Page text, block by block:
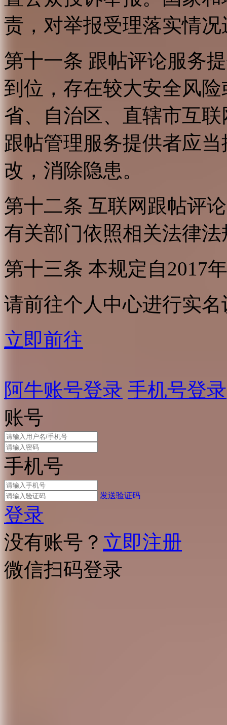
责，对举报受理落实情
第十一条 跟帖评论服务
到位，存在较大安全风
省、自治区、直辖市互
跟帖管理服务提供者应
改，消除隐患。
第十二条 互联网跟帖评
有关部门依照相关法律
第十三条 本规定自2017
请前往个人中心进行实名
立即前往
阿牛账号登录 手机号登录
账号
手机号
发送验证码
登录
没有账号？ 立即注册
微信扫码登录